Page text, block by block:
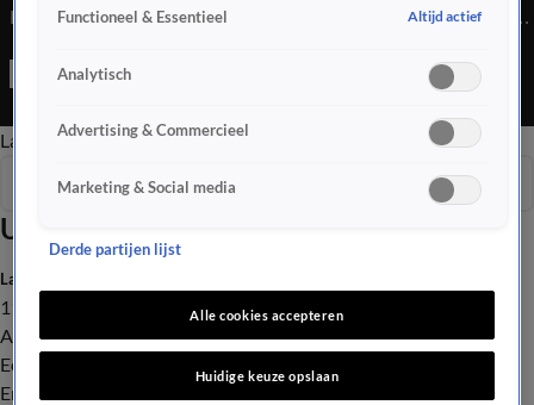
Editie uit seizoen 2025 hier. Deze aflevering is uitgezonden op
Ochtend Editie is een Nieuws programma
Late EditieOchtend EditieVroege Editie
Uitzendingen
Seizoen 2025
Laatste nieuws
112
Advies & Tips
Economie
Entertainment
Functioneel & Essentieel Altijd actief
Analytisch
Advertising & Commercieel
Marketing & Social media
Derde partijen lijst
Alle cookies accepteren
Huidige keuze opslaan